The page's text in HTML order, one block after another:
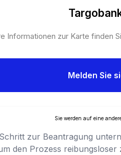
Informationen zur Karte finden
Melden Sie
Sie werden auf eine
zur Beantragung
den Prozess reibungsloser